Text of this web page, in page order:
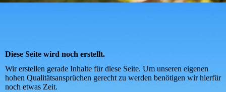
Diese Seite wird noch erstellt.
Wir erstellen gerade Inhalte für diese Seite. Um unseren eigenen
hohen Qualitätsansprüchen gerecht zu werden benötigen wir hierfür
noch etwas Zeit.